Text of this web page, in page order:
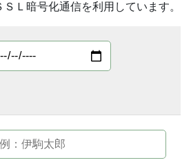
Ｌ暗号化通信を利用しています。